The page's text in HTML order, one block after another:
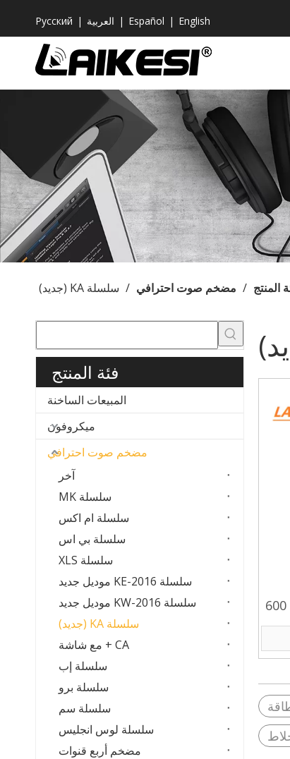
English
|
Español
| العربية |
Pусский
المنتج / مضخم صوت احترافي / سلسلة KA (جديد)
فئة المنتج
المبيعات الساخنة
ميكروفون
مضخم صوت احترافي
آخر
سلسلة MK
سلسلة ام اكس
سلسلة بي اس
سلسلة XLS
سلسلة KE-2016 موديل جديد
سلسلة KW-2016 موديل جديد
سلسلة KA (جديد)
CA + مع شاشة
سلسلة إب
سلسلة برو
سلسلة سم
سلسلة لوس انجليس
مضخم أربع قنوات
LAIKESI KA2600 مرحلة استخدام 600